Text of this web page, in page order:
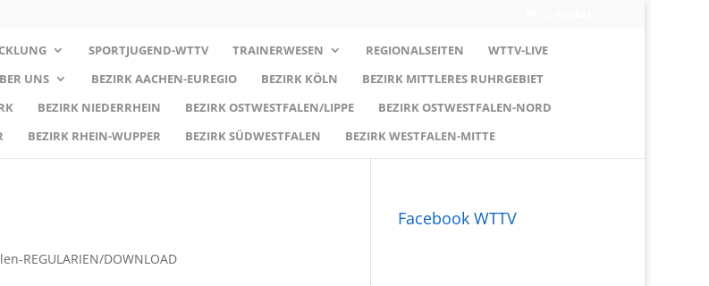
SPORTJUGEND-WTTV TRAINERWESEN REGIONALSEITEN
WTTV-LIVE
UNS BEZIRK AACHEN-EUREGIO BEZIRK KÖLN
BEZIRK MITTLERES RUHRGEBIET
BEZIRK NIEDERRHEIN BEZIRK OSTWESTFALEN/LIPPE
BEZIRK OSTWESTFALEN-NORD
BEZIRK RHEIN-WUPPER BEZIRK SÜDWESTFALEN BEZIRK WESTFALEN-MITTE
REGULARIEN/DOWNLOAD
Facebook WTTV